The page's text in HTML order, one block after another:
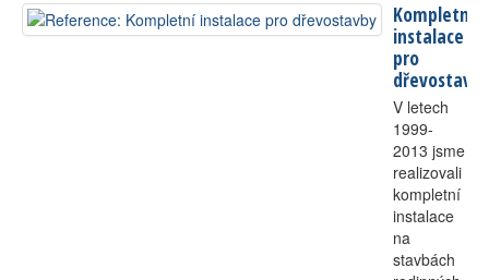
Certifikáty
Kompletní
instalace
pro
dřevostavby
V letech
1999-
2013 jsme
realizovali
kompletní
instalace
na
stavbách